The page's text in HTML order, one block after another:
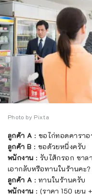
Photo by Pixta
ลูกค้า A : ขอไก่ทอดคาราอ
ลูกค้า B : ขอด้วยหนึ่งครับ
พนักงาน : รับไส้กรอก ซาล
เอากลับหรือทานในร้านคะ?
ลูกค้า A : ทานในร้านครับ
พนักงาน : (ราคา 150 เยน